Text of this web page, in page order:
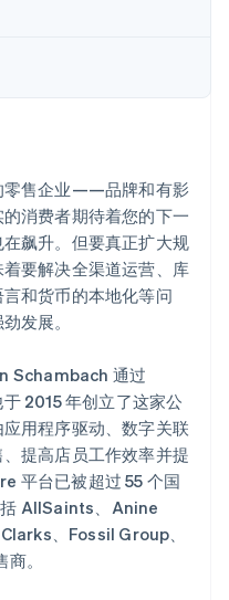
构建经济基础设施。
零售企业——品牌和有影
消费者期待着您的下一
飙升。但要真正扩大规
要解决全渠道运营、库
和货币的本地化等问
发展。
Schambach 通过
2015 年创立了这家公
用程序驱动、数字关联
提高店员工作效率并提
平台已被超过 55 个国
AllSaints、Anine
、Fossil Group、
。